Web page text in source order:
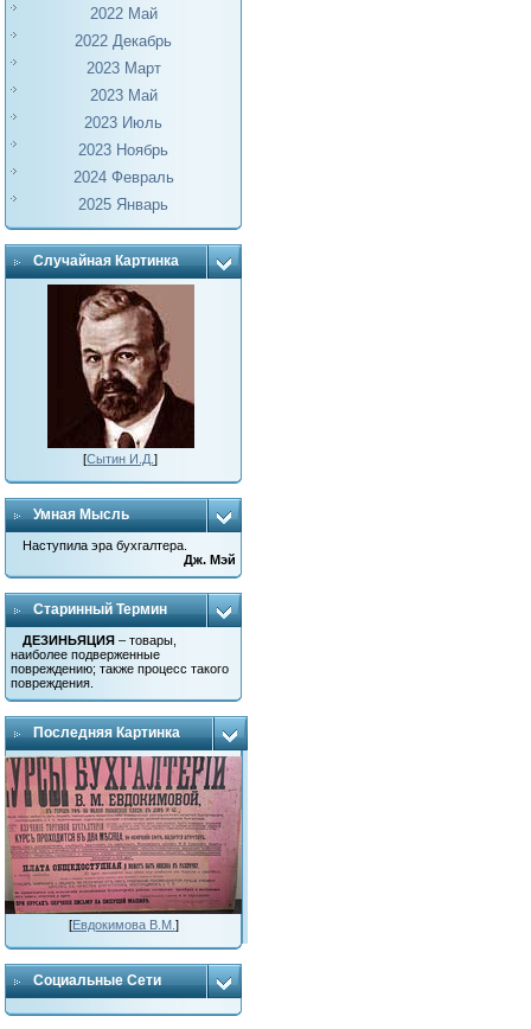
2022 Май
2022 Декабрь
2023 Март
2023 Май
2023 Июль
2023 Ноябрь
2024 Февраль
2025 Январь
Случайная Картинка
[Сытин И.Д.]
Умная Мысль
Наступила эра бухгалтера.
Дж. Мэй
Старинный Термин
ДЕЗИНЬЯЦИЯ – товары,
наиболее подверженные
повреждению; также процесс такого
повреждения.
Последняя Картинка
[Евдокимова В.М. ]
Социальные Сети